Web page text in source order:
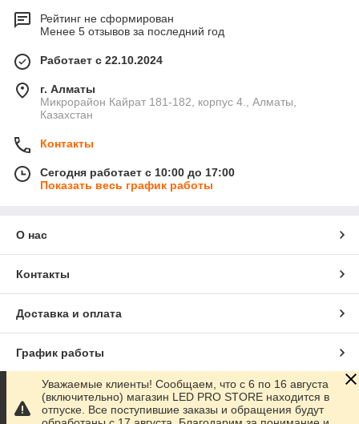
Рейтинг не сформирован
Менее 5 отзывов за последний год
Работает с 22.10.2024
г. Алматы
Микрорайон Кайрат 181-182, корпус 4., Алматы,
Казахстан
Контакты
Сегодня работает с 10:00 до 17:00
Показать весь график работы
О нас
Контакты
Доставка и оплата
График работы
Полная версия сайта
Уважаемые клиенты! Сообщаем, что с 6 по 16 августа
(включительно) магазин LED PRO STORE находится в
отпуске. Все поступившие заказы и обращения будут